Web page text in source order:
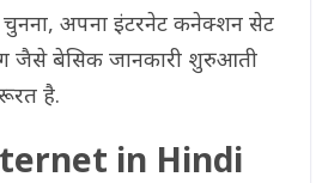
चुनना, अपना इंटरनेट कनेक्शन सेट
जैसे बेसिक जानकारी शुरुआती
है.
in Hindi